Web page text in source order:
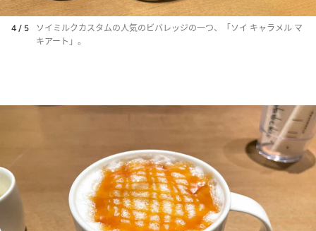
4 / 5
ソイミルクカスタムの人気のビバレッジの一つ、「ソイ キャラメル マ
キアート」。